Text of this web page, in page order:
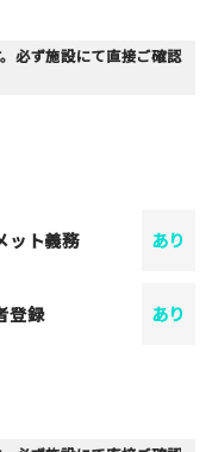
必ず施設にて直接ご確認
ット義務 あり
登録 あり